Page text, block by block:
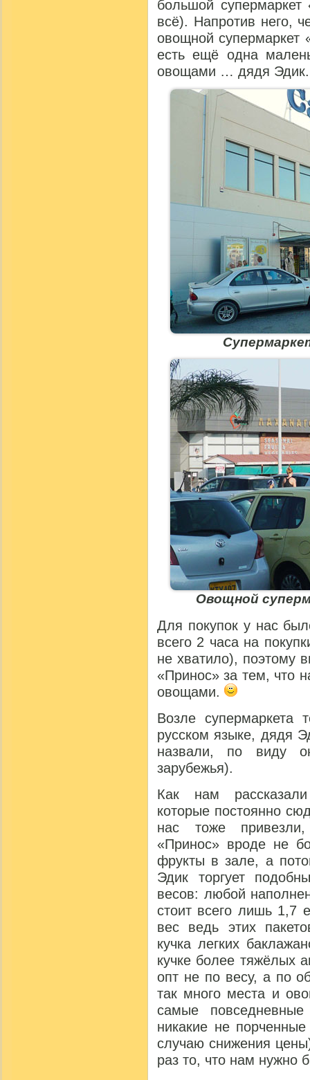
большой супермаркет
всё). Напротив него,
овощной супермаркет
есть ещё одна
овощами … дядя
Овощной
Для покупок у нас
всего 2 часа на
не хватило), поэтому
«Принос» за тем, что
овощами.
Возле супермаркета
русском языке, дядя
назвали, по виду
зарубежья).
Как нам
которые постоянно
нас тоже привезли,
«Принос» вроде не
фрукты в зале, а
Эдик торгует
весов: любой
стоит всего лишь 1,7
вес ведь этих
кучка легких
кучке более тяжёлых
опт не по весу, а по
так много места и
самые
никакие не
случаю снижения
раз то, что нам нужно